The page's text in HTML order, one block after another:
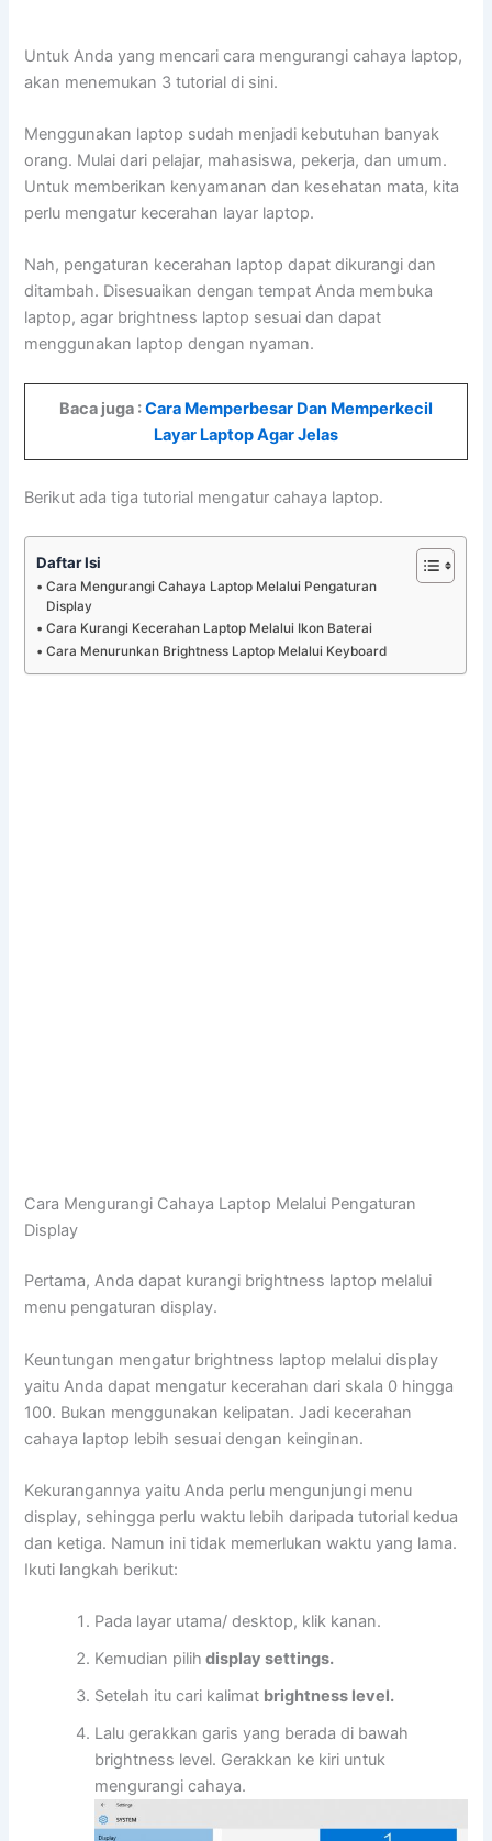
Untuk Anda yang mencari cara mengurangi cahaya laptop,
akan menemukan 3 tutorial di sini.
Menggunakan laptop sudah menjadi kebutuhan banyak
orang. Mulai dari pelajar, mahasiswa, pekerja, dan umum.
Untuk memberikan kenyamanan dan kesehatan mata, kita
perlu mengatur kecerahan layar laptop.
Nah, pengaturan kecerahan laptop dapat dikurangi dan
ditambah. Disesuaikan dengan tempat Anda membuka
laptop, agar brightness laptop sesuai dan dapat
menggunakan laptop dengan nyaman.
Baca juga :Cara Memperbesar Dan Memperkecil
Layar Laptop Agar Jelas
Berikut ada tiga tutorial mengatur cahaya laptop.
Daftar Isi
Cara Mengurangi Cahaya Laptop Melalui Pengaturan
Display
Cara Kurangi Kecerahan Laptop Melalui Ikon Baterai
Cara Menurunkan Brightness Laptop Melalui Keyboard
Cara Mengurangi Cahaya Laptop Melalui Pengaturan
Display
Pertama, Anda dapat kurangi brightness laptop melalui
menu pengaturan display.
Keuntungan mengatur brightness laptop melalui display
yaitu Anda dapat mengatur kecerahan dari skala 0 hingga
100. Bukan menggunakan kelipatan. Jadi kecerahan
cahaya laptop lebih sesuai dengan keinginan.
Kekurangannya yaitu Anda perlu mengunjungi menu
display, sehingga perlu waktu lebih daripada tutorial kedua
dan ketiga. Namun ini tidak memerlukan waktu yang lama.
Ikuti langkah berikut:
Pada layar utama/ desktop, klik kanan.
Kemudian pilih display settings.
Setelah itu cari kalimat brightness level.
Lalu gerakkan garis yang berada di bawah
brightness level. Gerakkan ke kiri untuk
mengurangi cahaya.